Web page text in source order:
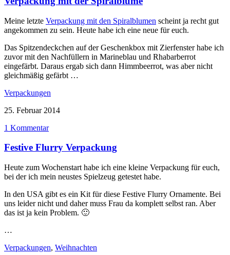
Meine letzte Verpackung mit den Spiralblumen scheint ja recht gut
angekommen zu sein. Heute habe ich eine neue für euch.
Das Spitzendeckchen auf der Geschenkbox mit Zierfenster habe ich
zuvor mit den Nachfüllern in Marineblau und Rhabarberrot
eingefärbt. Daraus ergab sich dann Himmbeerrot, was aber nicht
gleichmäßig gefärbt …
Verpackungen
25. Februar 2014
1 Kommentar
Festive Flurry Verpackung
Heute zum Wochenstart habe ich eine kleine Verpackung für euch,
bei der ich mein neustes Spielzeug getestet habe.
In den USA gibt es ein Kit für diese Festive Flurry Ornamente. Bei
uns leider nicht und daher muss Frau da komplett selbst ran. Aber
das ist ja kein Problem. 🙂
…
Verpackungen, Weihnachten